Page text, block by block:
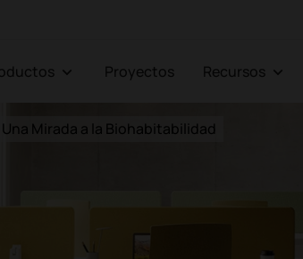
Proyectos Recursos
Mirada a la Biohabitabilidad